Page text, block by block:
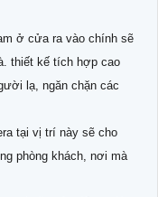
ở cửa ra vào chính sẽ
thiết kế tích hợp cao
lạ, ngăn chặn các
tại vị trí này sẽ cho
phòng khách, nơi mà